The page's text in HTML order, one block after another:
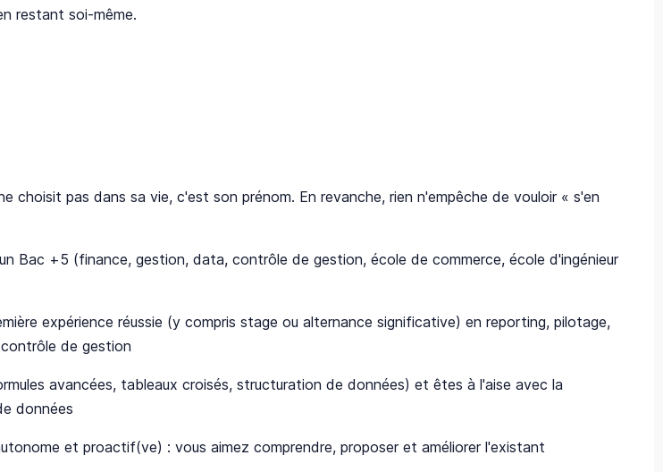
restant soi-même.
choisit pas dans sa vie, c'est son prénom. En revanche, rien n'empêche de vouloir « s'en
Bac +5 (finance, gestion, data, contrôle de gestion, école de commerce, école d'ingénieur
expérience réussie (y compris stage ou alternance significative) en reporting, pilotage,
de gestion
avancées, tableaux croisés, structuration de données) et êtes à l'aise avec la
données
et proactif(ve) : vous aimez comprendre, proposer et améliorer l'existant